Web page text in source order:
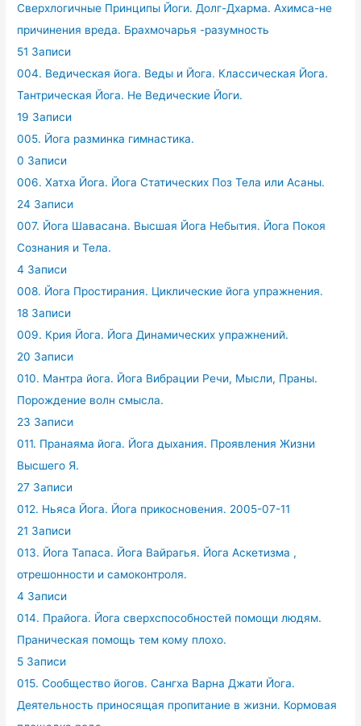
Сверхлогичные Принципы Йоги. Долг-Дхарма. Ахимса-не
причинения вреда. Брахмочарья -разумность
51 Записи
004. Ведическая йога. Веды и Йога. Классическая Йога.
Тантрическая Йога. Не Ведические Йоги.
19 Записи
005. Йога разминка гимнастика.
0 Записи
006. Хатха Йога. Йога Статических Поз Тела или Асаны.
24 Записи
007. Йога Шавасана. Высшая Йога Небытия. Йога Покоя
Сознания и Тела.
4 Записи
008. Йога Простирания. Циклические йога упражнения.
18 Записи
009. Крия Йога. Йога Динамических упражнений.
20 Записи
010. Мантра йога. Йога Вибрации Речи, Мысли, Праны.
Порождение волн смысла.
23 Записи
011. Пранаяма йога. Йога дыхания. Проявления Жизни
Высшего Я.
27 Записи
012. Ньяса Йога. Йога прикосновения. 2005-07-11
21 Записи
013. Йога Тапаса. Йога Вайрагья. Йога Аскетизма ,
отрешонности и самоконтроля.
4 Записи
014. Прайога. Йога сверхспособностей помощи людям.
Праническая помощь тем кому плохо.
5 Записи
015. Сообщество йогов. Сангха Варна Джати Йога.
Деятельность приносящая пропитание в жизни. Кормовая